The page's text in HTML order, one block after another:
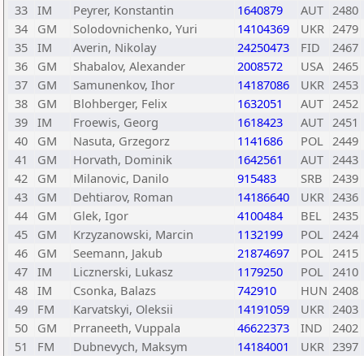
33 IM Peyrer, Konstantin 1640879 AUT 2480
34
GM Solodovnichenko, Yuri 14104369 UKR 2479
35 IM Averin, Nikolay 24250473 FID
2467
36
GM Shabalov, Alexander 2008572 USA 2465
37
GM Samunenkov, Ihor 14187086 UKR 2453
38
GM Blohberger, Felix 1632051 AUT 2452
39 IM Froewis, Georg 1618423 AUT 2451
40
GM Nasuta, Grzegorz 1141686 POL 2449
41
GM Horvath, Dominik 1642561 AUT 2443
42
GM Milanovic, Danilo 915483 SRB
2439
43
GM Dehtiarov, Roman 14186640 UKR 2436
44
GM Glek, Igor 4100484 BEL
2435
45
GM Krzyzanowski, Marcin 1132199 POL 2424
46
GM Seemann, Jakub 21874697 POL 2415
47 IM Licznerski, Lukasz 1179250 POL 2410
48 IM Csonka, Balazs 742910 HUN 2408
49
FM Karvatskyi, Oleksii 14191059 UKR 2403
50
GM Prraneeth, Vuppala 46622373 IND
2402
51
FM Dubnevych, Maksym 14184001 UKR 2397